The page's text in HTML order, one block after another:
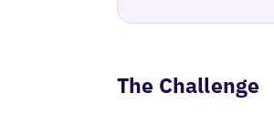
The Challenge